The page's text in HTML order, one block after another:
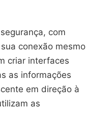
com
conexão mesmo
criar interfaces
as informações
em direção à
as